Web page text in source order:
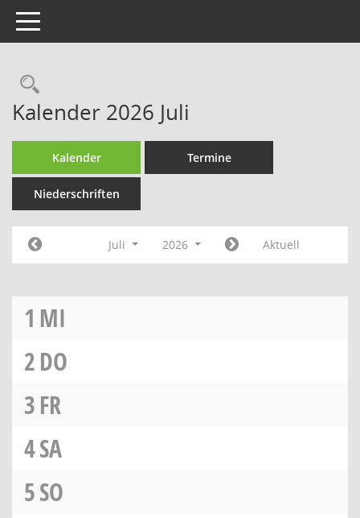
Toggle navigation
Rechercheauswahl
Kalender 2026 Juli
Kalender Termine
Niederschriften
Juli 2026 Aktuell
1 MI
2DO
3FR
4SA
5SO